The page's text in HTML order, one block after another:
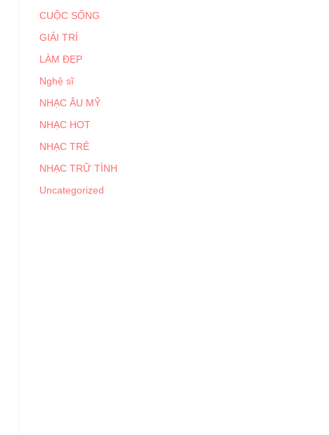
CUỘC SỐNG
GIẢI TRÍ
LÀM ĐẸP
Nghệ sĩ
NHẠC ÂU MỸ
NHẠC HOT
NHẠC TRẺ
NHẠC TRỮ TÌNH
Uncategorized